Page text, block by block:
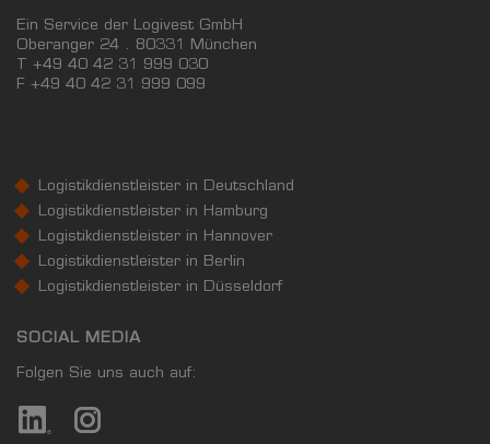
Ein Service der Logivest GmbH
Oberanger 24 . 80331 München
T +49 40 42 31 999 030
F +49 40 42 31 999 099
Logistikdienstleister in Deutschland
Logistikdienstleister in Hamburg
Logistikdienstleister in Hannover
Logistikdienstleister in Berlin
Logistikdienstleister in Düsseldorf
SOCIAL MEDIA
Folgen Sie uns auch auf: